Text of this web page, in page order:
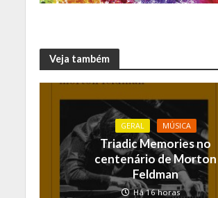
Veja também
GERAL MÚSICA
Triadic Memories no
centenário de Morton
Feldman
Há 16 horas